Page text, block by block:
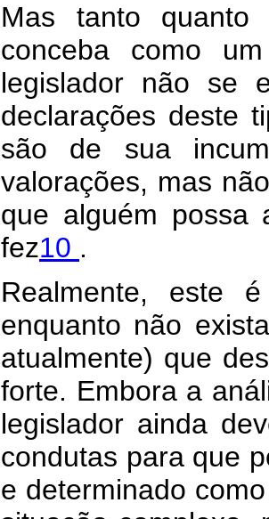
Mas tanto
conceba como
legislador não se
declarações deste
são de sua
valorações, mas
que alguém possa
fez10 .
Realmente, este
enquanto não
atualmente) que
forte. Embora a
legislador ainda
condutas para que
e determinado